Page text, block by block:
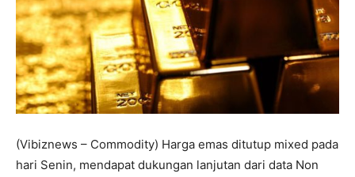
(Vibiznews – Commodity) Harga emas ditutup mixed pada
hari Senin, mendapat dukungan lanjutan dari data Non